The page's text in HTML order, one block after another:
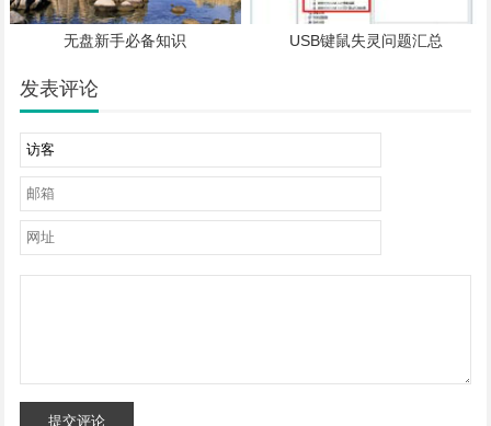
无盘新手必备知识 USB键鼠失灵问题汇总
发表评论
提交评论